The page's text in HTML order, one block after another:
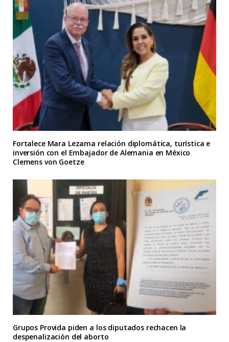
Fortalece Mara Lezama relación diplomática, turística e
inversión con el Embajador de Alemania en México
Clemens von Goetze
Grupos Provida piden a los diputados rechacen la
despenalización del aborto